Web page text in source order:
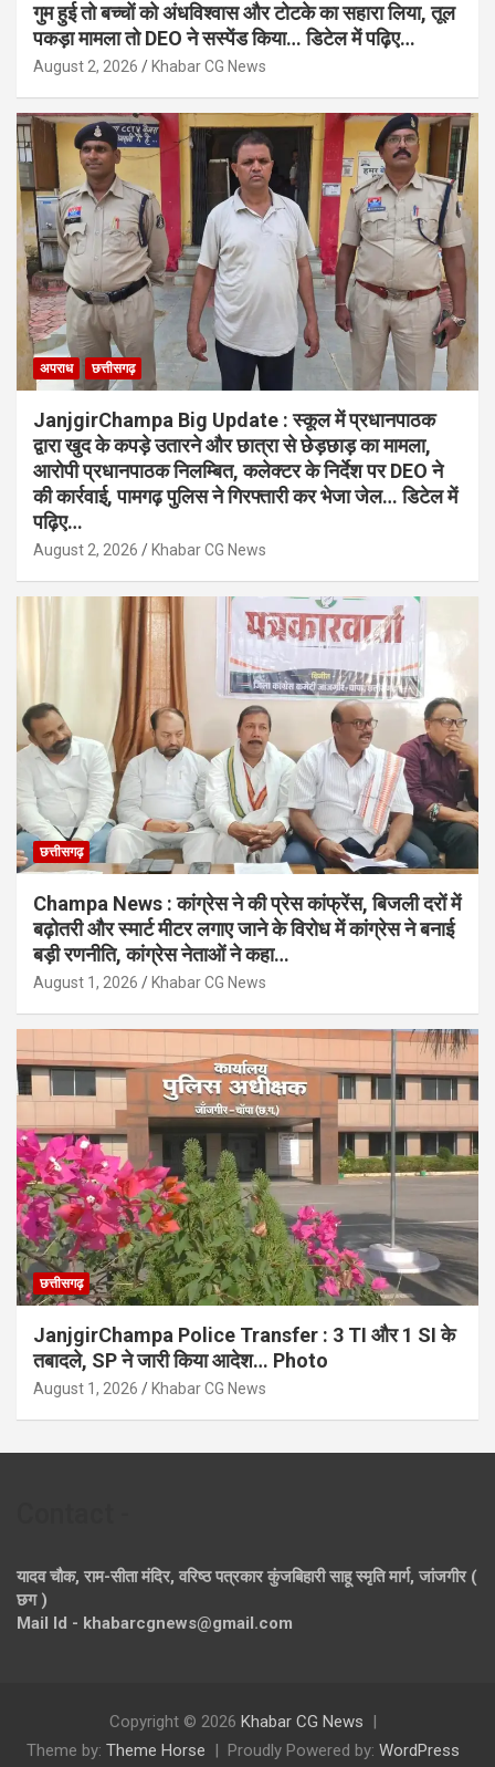
गुम हुई तो बच्चों को अंधविश्वास और टोटके का सहारा लिया, तूल
पकड़ा मामला तो DEO ने सस्पेंड किया… डिटेल में पढ़िए…
August 2, 2026 Khabar CG News
अपराध छत्तीसगढ़
JanjgirChampa Big Update : स्कूल में प्रधानपाठक
द्वारा खुद के कपड़े उतारने और छात्रा से छेड़छाड़ का मामला,
आरोपी प्रधानपाठक निलम्बित, कलेक्टर के निर्देश पर DEO ने
की कार्रवाई, पामगढ़ पुलिस ने गिरफ्तारी कर भेजा जेल… डिटेल में
पढ़िए…
August 2, 2026 Khabar CG News
छत्तीसगढ़
Champa News : कांग्रेस ने की प्रेस कांफ्रेंस, बिजली दरों में
बढ़ोतरी और स्मार्ट मीटर लगाए जाने के विरोध में कांग्रेस ने बनाई
बड़ी रणनीति, कांग्रेस नेताओं ने कहा…
August 1, 2026 Khabar CG News
छत्तीसगढ़
JanjgirChampa Police Transfer : 3 TI और 1 SI के
तबादले, SP ने जारी किया आदेश… Photo
August 1, 2026 Khabar CG News
यादव चौक, राम-सीता मंदिर, वरिष्ठ पत्रकार कुंजबिहारी साहू स्मृति मार्ग, जांजगीर (
छग )
Mail Id - khabarcgnews@gmail.com
Copyright © 2026 Khabar CG News
Theme by: Theme Horse Proudly Powered by: WordPress